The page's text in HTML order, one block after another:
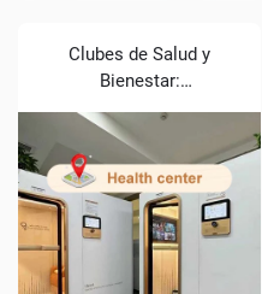
Clubes de Salud y
Bienestar:
Transformando los
Servicios para Socios
con Tecnología HBOT